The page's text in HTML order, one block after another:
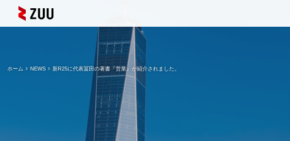
ホーム NEWS 新R25に代表冨田の著書『営業』が紹介されました。